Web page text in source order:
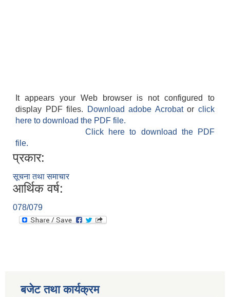
It appears your Web browser is not configured to
display PDF files.
Download adobe Acrobatorclick
here to download the PDF file.
Click here to download the PDF
file.
प्रकार:
सूचना तथा समाचार
आर्थिक वर्ष:
078/079
बजेट तथा कार्यक्रम